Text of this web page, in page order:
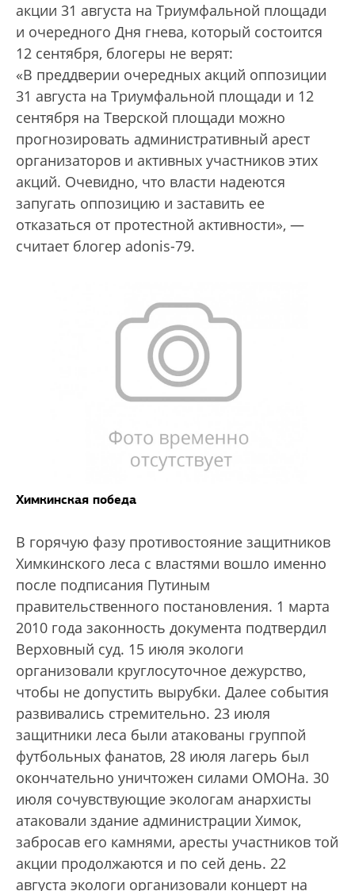
акции 31 августа на Триумфальной площади
и очередного Дня гнева, который состоится
12 сентября, блогеры не верят:
«В преддверии очередных акций оппозиции
31 августа на Триумфальной площади и 12
сентября на Тверской площади можно
прогнозировать административный арест
организаторов и активных участников этих
акций. Очевидно, что власти надеются
запугать оппозицию и заставить ее
отказаться от протестной активности», —
считает блогер adonis-79.
Химкинская победа
В горячую фазу противостояние защитников
Химкинского леса с властями вошло именно
после подписания Путиным
правительственного постановления. 1 мар­та
2010 года законность документа подтвердил
Верховный суд. 15 июля экологи
организовали круглосуточное дежурство,
чтобы не допустить вырубки. Далее события
развивались стремительно. 23 июля
защитники леса были атакованы группой
футбольных фанатов, 28 июля лагерь был
окончательно уничтожен силами ОМОНа. 30
июля сочувствующие экологам анархисты
атаковали здание администрации Химок,
забросав его камнями, аресты участников той
акции продолжаются и по сей день. 22
августа экологи организовали концерт на